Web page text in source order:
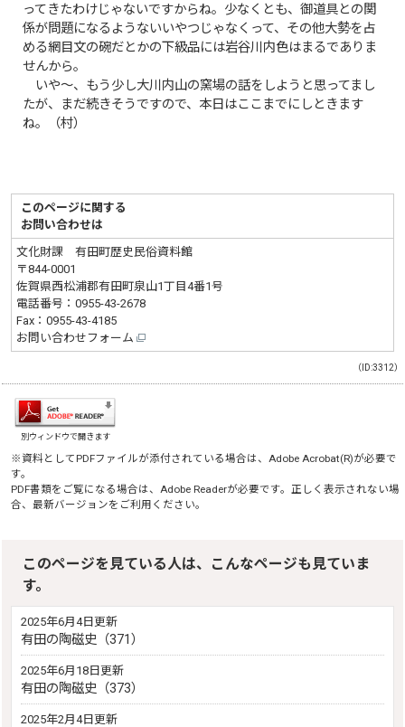
ってきたわけじゃないですからね。少なくとも、御道具との関
係が問題になるようないいやつじゃなくって、その他大勢を占
める網目文の碗だとかの下級品には岩谷川内色はまるでありま
せんから。
いや～、もう少し大川内山の窯場の話をしようと思ってまし
たが、まだ続きそうですので、本日はここまでにしときます
ね。（村）
このページに関する
お問い合わせは
文化財課 有田町歴史民俗資料館
〒844-0001
佐賀県西松浦郡有田町泉山1丁目4番1号
電話番号：0955-43-2678
Fax：0955-43-4185
お問い合わせフォーム
（ID:3312）
別ウィンドウで開きます
※資料としてPDFファイルが添付されている場合は、Adobe Acrobat(R)が必要で
す。
PDF書類をご覧になる場合は、Adobe Readerが必要です。正しく表示されない場
合、最新バージョンをご利用ください。
このページを見ている人は、こんなページも見ていま
す。
2025年6月4日更新
有田の陶磁史（371）
2025年6月18日更新
有田の陶磁史（373）
2025年2月4日更新